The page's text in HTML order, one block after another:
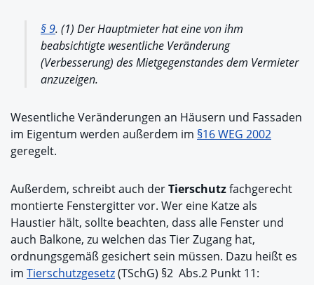
§ 9. (1) Der Hauptmieter hat eine von ihm
beabsichtigte wesentliche Veränderung
(Verbesserung) des Mietgegenstandes dem Vermieter
anzuzeigen.
Wesentliche Veränderungen an Häusern und Fassaden
im Eigentum werden außerdem im §16 WEG 2002
geregelt.
Außerdem, schreibt auch derTierschutzfachgerecht
montierte Fenstergitter vor. Wer eine Katze als
Haustier hält, sollte beachten, dass alle Fenster und
auch Balkone, zu welchen das Tier Zugang hat,
ordnungsgemäß gesichert sein müssen. Dazu heißt es
im Tierschutzgesetz(TSchG) §2 Abs.2 Punkt 11: